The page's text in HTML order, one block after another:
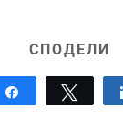
СПОДЕЛИ
Tweet